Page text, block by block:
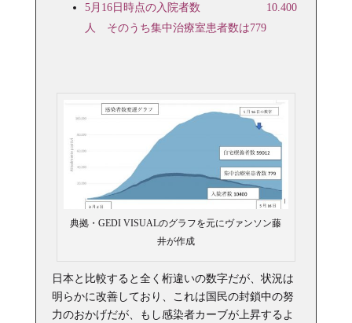
5月16日時点の入院者数 10.400
人 そのうち集中治療室患者数は779
典拠・GEDI VISUALのグラフを元にヴァンソン藤
井が作成
日本と比較すると全く桁違いの数字だが、状況は
明らかに改善しており、これは国民の封鎖中の努
力のおかげだが、もし感染者カーブが上昇するよ